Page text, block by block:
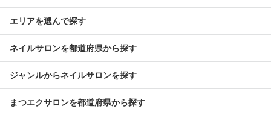
エリアを選んで探す
ネイルサロンを都道府県から探す
ジャンルからネイルサロンを探す
まつエクサロンを都道府県から探す